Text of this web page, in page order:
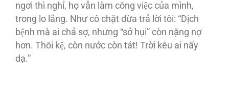
ngơi thì nghỉ, họ vẫn làm công việc của mình,
trong lo lắng. Như cô chặt dừa trả lời tôi: “Dịch
bệnh mà ai chả sợ, nhưng “sở hụi” còn nặng nợ
hơn. Thôi kệ, còn nước còn tát! Trời kêu ai nấy
dạ.”